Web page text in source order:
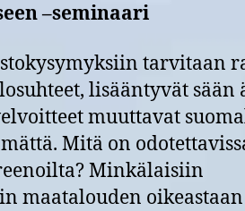
–seminaari
tarvitaan
lisääntyvät
muuttavat
Mitä on
Minkälaisiin
maatalouden